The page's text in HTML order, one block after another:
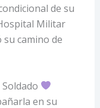
de su
Militar
su camino de
en su